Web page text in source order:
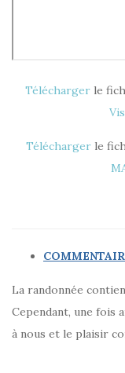
Télécharger le
Téléchargerle
La randonnée
Cependant, une fois
à nous et le plaisir